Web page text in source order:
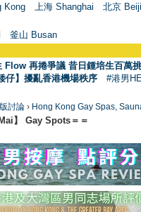
Kong 上海 Shanghai
北京
釜山 Busan
Flow 再捲爭議 昔日鍾培生百萬
仔】擾亂香港機場秩序 #港男
討論 › Hong Kong Gay Spas,
】 Gay Spots＝＝